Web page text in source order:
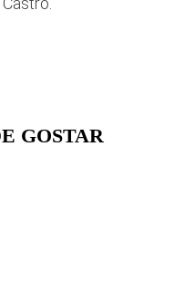
GOSTAR